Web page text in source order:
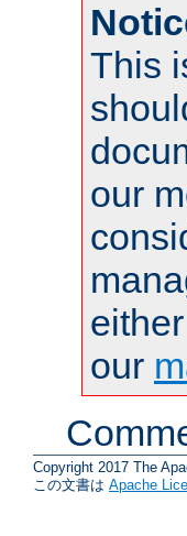
This
our
our
Copyright 2017 The
この文書は Apache